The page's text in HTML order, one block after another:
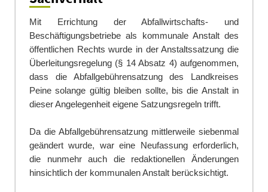
Mit Errichtung der Abfallwirtschafts- und
Beschäftigungsbetriebe als kommunale Anstalt des
öffentlichen Rechts wurde in der Anstaltssatzung die
Überleitungsregelung (§ 14 Absatz 4) aufgenommen,
dass die Abfallgebührensatzung des Landkreises
Peine solange gültig bleiben sollte, bis die Anstalt in
dieser Angelegenheit eigene Satzungsregeln trifft.
Da die Abfallgebührensatzung mittlerweile siebenmal
geändert wurde, war eine Neufassung erforderlich,
die nunmehr auch die redaktionellen Änderungen
hinsichtlich der kommunalen Anstalt berücksichtigt.